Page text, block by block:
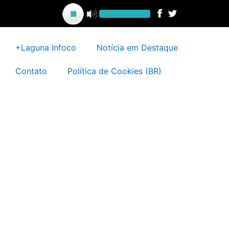
conteúdo
+Laguna Infoco Notícia em Destaque
Contato Política de Cookies (BR)